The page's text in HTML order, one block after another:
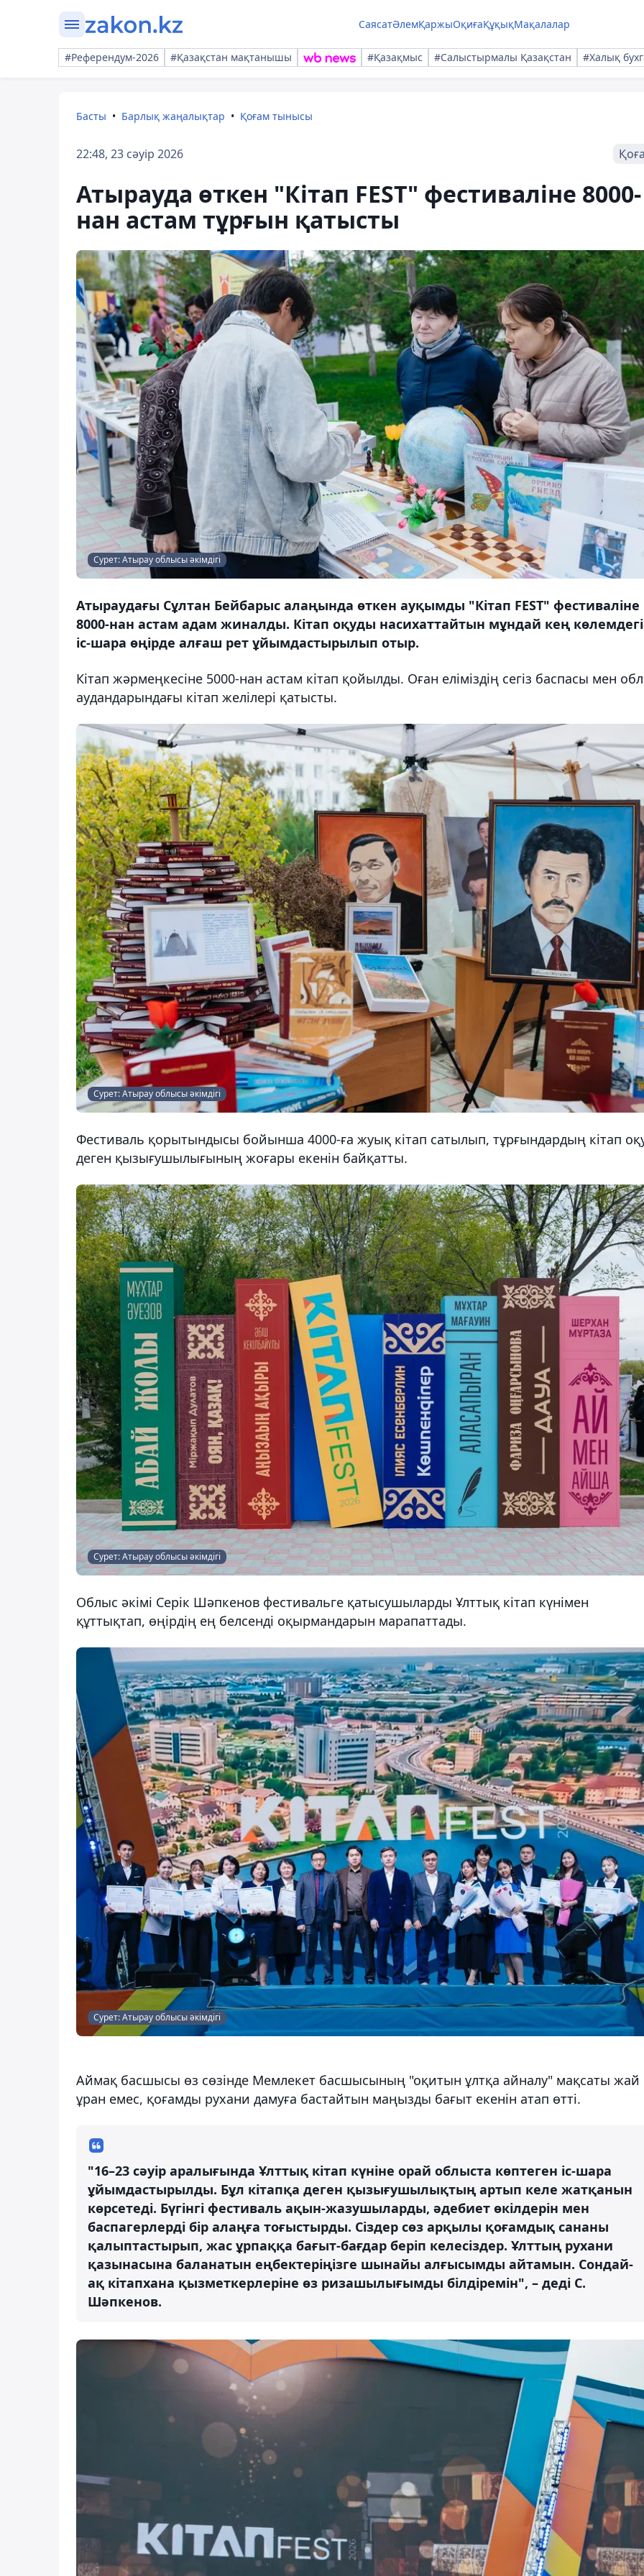
СаясатӘлемҚаржыОқиғаҚұқықМақалалар
#Референдум-2026 #Қазақстан мақтанышы #Қазақмыс #Салыстырмалы Қазақстан #Халық
Басты Барлық жаңалықтар Қоғам тынысы
22:48, 23 сәуір 2026
Атырауда өткен "Кітап FEST" фестиваліне 8000-
нан астам тұрғын қатысты
Сурет: Атырау облысы әкімдігі
Атыраудағы Сұлтан Бейбарыс алаңында өткен ауқымды "Кітап FEST" фестиваліне
8000-нан астам адам жиналды. Кітап оқуды насихаттайтын мұндай кең көлемдегі
іс-шара өңірде алғаш рет ұйымдастырылып отыр.
Кітап жәрмеңкесіне 5000-нан астам кітап қойылды. Оған еліміздің сегіз баспасы мен
аудандарындағы кітап желілері қатысты.
Сурет: Атырау облысы әкімдігі
Фестиваль қорытындысы бойынша 4000-ға жуық кітап сатылып, тұрғындардың кітап
деген қызығушылығының жоғары екенін байқатты.
Сурет: Атырау облысы әкімдігі
Облыс әкімі Серік Шәпкенов фестивальге қатысушыларды Ұлттық кітап күнімен
құттықтап, өңірдің ең белсенді оқырмандарын марапаттады.
Сурет: Атырау облысы әкімдігі
Аймақ басшысы өз сөзінде Мемлекет басшысының "оқитын ұлтқа айналу" мақсаты жай
ұран емес, қоғамды рухани дамуға бастайтын маңызды бағыт екенін атап өтті.
"16–23 сәуір аралығында Ұлттық кітап күніне орай облыста көптеген іс-шара
ұйымдастырылды. Бұл кітапқа деген қызығушылықтың артып келе жатқанын
көрсетеді. Бүгінгі фестиваль ақын-жазушыларды, әдебиет өкілдерін мен
баспагерлерді бір алаңға тоғыстырды. Сіздер сөз арқылы қоғамдық сананы
қалыптастырып, жас ұрпаққа бағыт-бағдар беріп келесіздер. Ұлттың рухани
қазынасына баланатын еңбектеріңізге шынайы алғысымды айтамын. Сондай-
ақ кітапхана қызметкерлеріне өз ризашылығымды білдіремін", – деді С.
Шәпкенов.